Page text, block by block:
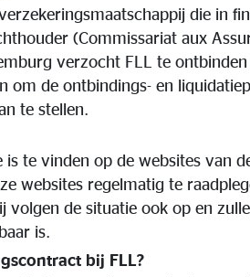
die in
(Commissariat aux
verzocht FLL te ontbinden
de ontbindings- en
te stellen.
te vinden op de websites van
websites regelmatig te
de situatie ook op en
is.
bij FLL?